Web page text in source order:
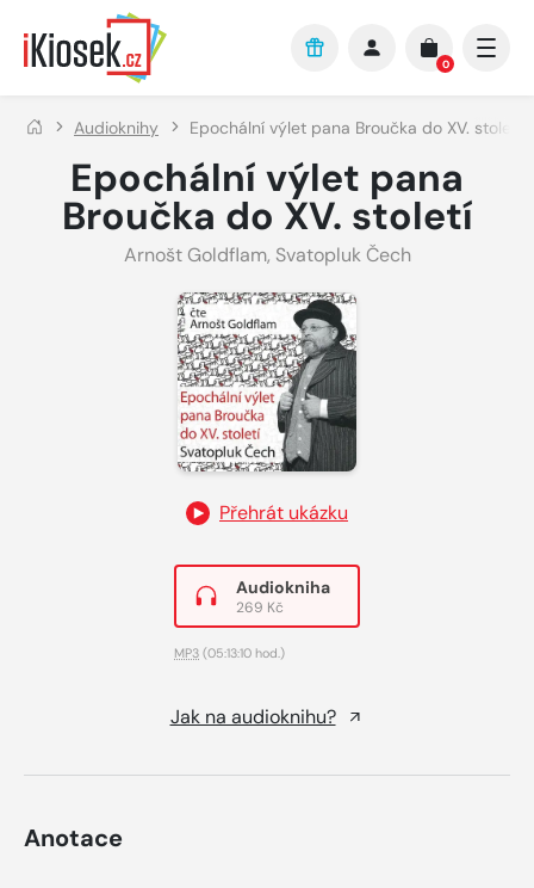
Přejít na hlavní obsah
0
Audioknihy Epochální výlet pana Broučka do XV. století
Epochální výlet pana
Broučka do XV. století
Arnošt Goldflam, Svatopluk Čech
Přehrát ukázku
Audiokniha
269 Kč
MP3 (05:13:10 hod.)
Jak na audioknihu?
Anotace